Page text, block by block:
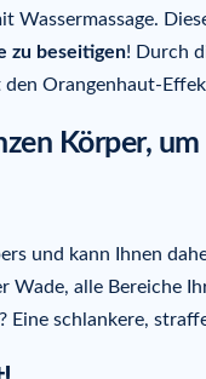
Wassermassage.
zu beseitigen! Durch
Orangenhaut-
Körper,
und kann Ihnen
Wade, alle Bereiche
schlankere,